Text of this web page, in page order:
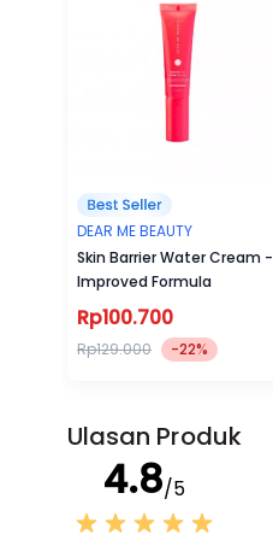
DEAR ME BEAUTY
Skin Barrier Water Cream -
Improved Formula
Rp100.700
Rp129.000 -22%
Ulasan Produk
4.8/5